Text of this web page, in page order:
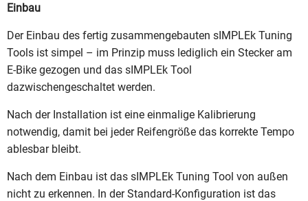
Einbau
Der Einbau des fertig zusammengebauten sIMPLEk Tuning
Tools ist simpel – im Prinzip muss lediglich ein Stecker am
E-Bike gezogen und das sIMPLEk Tool
dazwischengeschaltet werden.
Nach der Installation ist eine einmalige Kalibrierung
notwendig, damit bei jeder Reifengröße das korrekte Tempo
ablesbar bleibt.
Nach dem Einbau ist das sIMPLEk Tuning Tool von außen
nicht zu erkennen. In der Standard-Konfiguration ist das